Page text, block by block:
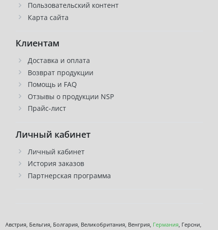
Пользовательский контент
Карта сайта
Клиентам
Доставка и оплата
Возврат продукции
Помощь и FAQ
Отзывы о продукции NSP
Прайс-лист
Личный кабинет
Личный кабинет
История заказов
Партнерская программа
Австрия, Бельгия, Болгария, Великобритания, Венгрия, Германия, Герсни,